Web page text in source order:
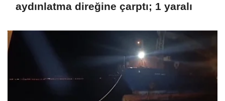
aydınlatma direğine çarptı; 1 yaralı